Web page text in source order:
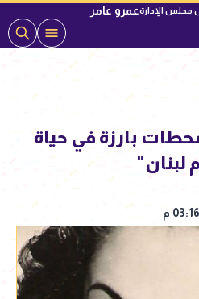
مجلس الإدارةعمرو عامر
بارزة في حياة
لبنان"